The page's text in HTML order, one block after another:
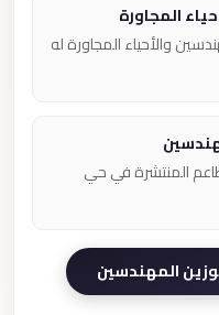
المجاورة
والأحياء المجاورة له
المنتشرة في حي
المهندسين